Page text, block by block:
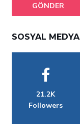
GÖNDER
SOSYAL MEDYA
21.2K
Followers